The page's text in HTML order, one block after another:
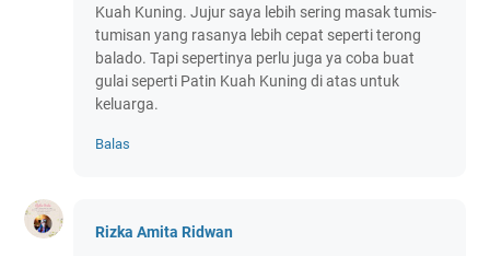
Kuah Kuning. Jujur saya lebih sering masak tumis-
tumisan yang rasanya lebih cepat seperti terong
balado. Tapi sepertinya perlu juga ya coba buat
gulai seperti Patin Kuah Kuning di atas untuk
keluarga.
Balas
Rizka Amita Ridwan